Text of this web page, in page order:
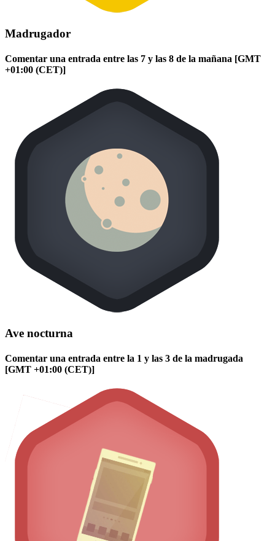
Madrugador
Comentar una entrada entre las 7 y las 8 de la mañana [GMT
+01:00 (CET)]
Ave nocturna
Comentar una entrada entre la 1 y las 3 de la madrugada
[GMT +01:00 (CET)]